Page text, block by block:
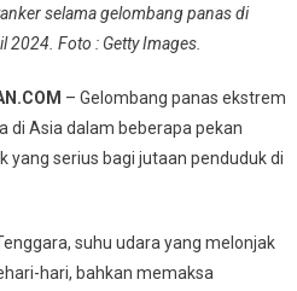
Ekstrem
Landa
Suhu
Nyaris
Tembus
Celsius
selama gelombang panas di
2024. Foto : Getty Images.
– Gelombang panas ekstrem
di Asia dalam beberapa pekan
yang serius bagi jutaan penduduk di
suhu udara yang melonjak
hari, bahkan memaksa